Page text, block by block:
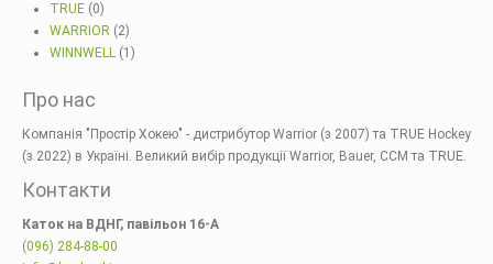
TRUE (0)
WARRIOR (2)
WINNWELL (1)
Про нас
Компанія "Простір Хокею" - дистрибутор Warrior (з 2007) та TRUE Hockey
(з 2022) в Україні. Великий вибір продукції Warrior, Bauer, CCM та TRUE.
Контакти
Каток на ВДНГ, павільон 16-А
(096) 284-88-00